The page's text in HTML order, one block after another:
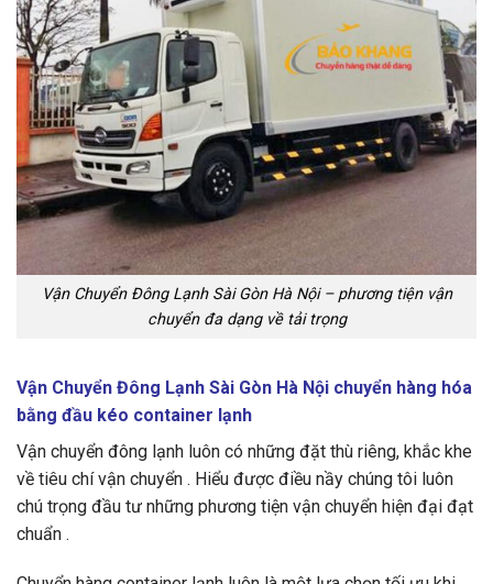
Vận Chuyển Đông Lạnh Sài Gòn Hà Nội – phương tiện vận
chuyển đa dạng về tải trọng
Vận Chuyển Đông Lạnh Sài Gòn Hà Nội chuyển hàng hóa
bằng đầu kéo container lạnh
Vận chuyển đông lạnh luôn có những đặt thù riêng, khắc khe
về tiêu chí vận chuyển . Hiểu được điều nầy chúng tôi luôn
chú trọng đầu tư những phương tiện vận chuyển hiện đại đạt
chuẩn .